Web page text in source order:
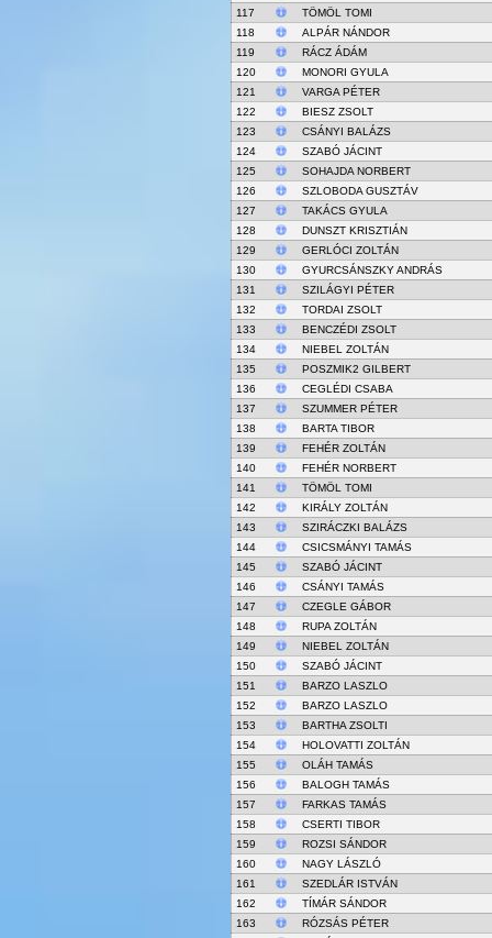
117
TÖMÖL TOMI
118
ALPÁR NÁNDOR
119
RÁCZ ÁDÁM
120
MONORI GYULA
121
VARGA PÉTER
122
BIESZ ZSOLT
123
CSÁNYI BALÁZS
124
SZABÓ JÁCINT
125
SOHAJDA NORBERT
126
SZLOBODA GUSZTÁV
127
TAKÁCS GYULA
128
DUNSZT KRISZTIÁN
129
GERLÓCI ZOLTÁN
130
GYURCSÁNSZKY ANDRÁS
131
SZILÁGYI PÉTER
132
TORDAI ZSOLT
133
BENCZÉDI ZSOLT
134
NIEBEL ZOLTÁN
135
POSZMIK2 GILBERT
136
CEGLÉDI CSABA
137
SZUMMER PÉTER
138
BARTA TIBOR
139
FEHÉR ZOLTÁN
140
FEHÉR NORBERT
141
TÖMÖL TOMI
142
KIRÁLY ZOLTÁN
143
SZIRÁCZKI BALÁZS
144
CSICSMÁNYI TAMÁS
145
SZABÓ JÁCINT
146
CSÁNYI TAMÁS
147
CZEGLE GÁBOR
148
RUPA ZOLTÁN
149
NIEBEL ZOLTÁN
150
SZABÓ JÁCINT
151
BARZO LASZLO
152
BARZO LASZLO
153
BARTHA ZSOLTI
154
HOLOVATTI ZOLTÁN
155
OLÁH TAMÁS
156
BALOGH TAMÁS
157
FARKAS TAMÁS
158
CSERTI TIBOR
159
ROZSI SÁNDOR
160
NAGY LÁSZLÓ
161
SZEDLÁR ISTVÁN
162
TÍMÁR SÁNDOR
163
RÓZSÁS PÉTER